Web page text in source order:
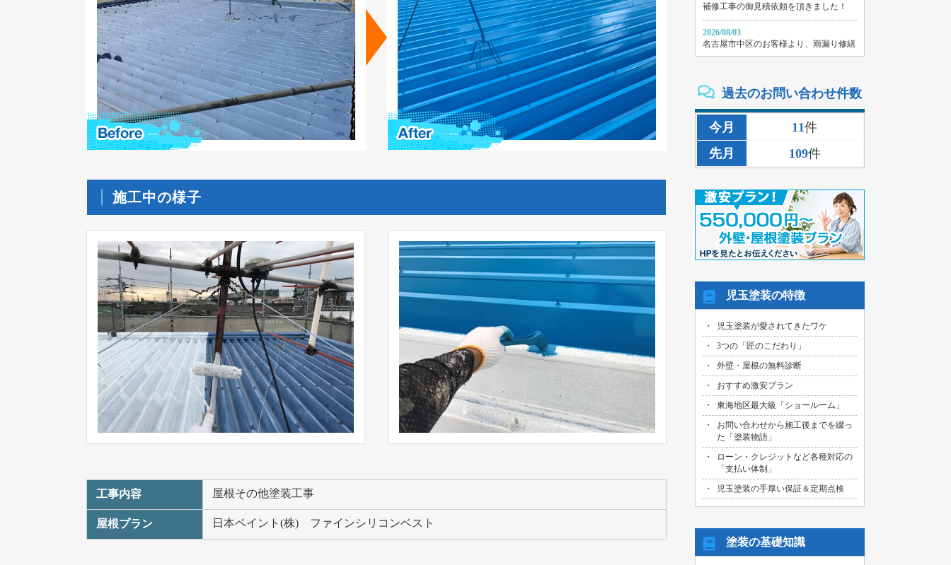
施工中の様子
工事内容 屋根その他塗装工事
屋根プラン 日本ペイント(株) ファインシリコンベスト
補修工事の御見積依頼を頂きました！
2026/08/03
名古屋市中区のお客様より、雨漏り修繕
工事の御見積依頼を頂きました！
三重県いなべ市のお客様より、外壁その
頂きました！
2026/08/02
名古屋市名東区のお客様より、雨漏り補
修工事の御見積依頼を頂きました！
2026/08/01
名古屋市千種区のお客様より、外壁その
他塗装工事の御見積依頼を頂きました！
2026/08/01
名古屋市中川区のお客様より、雨漏れ修
2026/08/01
名古屋市名東区のお客様より、換気ファ
2026/08/01
名古屋市東区のお客様より、外壁その他
塗装工事の御見積依頼を頂きました！
2026/08/01
名古屋市天白区のお客様より、屋根外壁
その他塗装、ベランダ防水工事の御見積
依頼を頂きました！
2026/07/31
名古屋市東区のお客様より、原状回復工
事の御見積依頼を頂きました！
2026/07/31
2026/07/31
過去のお問い合わせ件数
今月 11件
先月
109件
児玉塗装の特徴
児玉塗装が愛されてきたワケ
3つの「匠のこだわり」
外壁・屋根の無料診断
おすすめ激安プラン
東海地区最大級「ショールーム」
お問い合わせから施工後までを綴っ
た「塗装物語」
ローン・クレジットなど各種対応の
「支払い体制」
児玉塗装の手厚い保証＆定期点検
塗装の基礎知識